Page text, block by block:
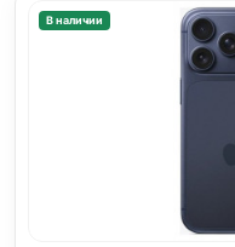
В наличии